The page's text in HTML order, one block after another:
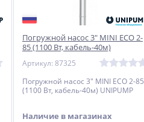
Погружной насос 3" MINI ECO 2-
85 (1100 Вт, кабель-40м)
Артикул: 87325
Погружной насос 3" MINI ECO 2-85
(1100 Вт, кабель-40м) UNIPUMP
Наличие в магазинах